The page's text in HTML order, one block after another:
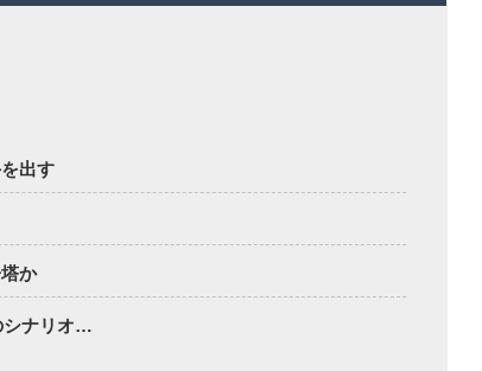
出す
か
シナリオ…